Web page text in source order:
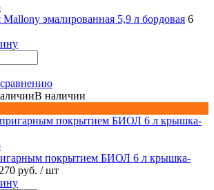
Mallony эмалированная 5,9 л бордовая 6
В наличии
покрытием БИОЛ 6 л крышка-
руб. / шт